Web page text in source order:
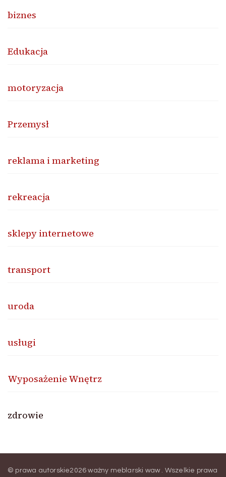
biznes
Edukacja
motoryzacja
Przemysł
reklama i marketing
rekreacja
sklepy internetowe
transport
uroda
usługi
Wyposażenie Wnętrz
zdrowie
© prawa autorskie2026ważny meblarski waw . Wszelkie prawa